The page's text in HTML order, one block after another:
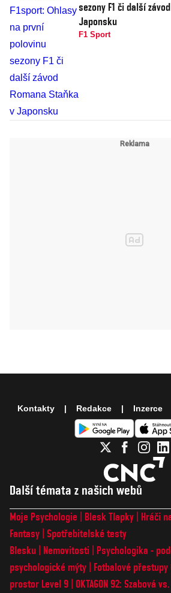
sezony F1 či další
Japonsku
F1 Sport
Další témata z našich webů
Moje Psychologie Blesk Tlapky Hráči
Fantasy Spotřebitelské testy
Blesku
Nemovitosti
Psychologika -
psychologické mýty
Fotbalové přestupy
prostor Level 9 OKTAGON 92: Szabová
Kontakty Redakce Inzerce